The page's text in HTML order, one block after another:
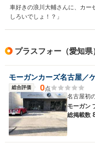
サイズ
(全長x全幅x全高)
WLTCモード
燃費
1.63m
-m
-
車好きの浪川大輔さんに、カー
しろいでしょ！？」
プラスフォー（愛知
総合評価 0点
名古屋初
モーガン
総掲載数